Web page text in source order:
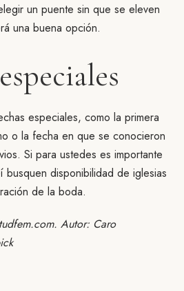
un puente sin que se eleven
una buena opción.
especiales, como la primera
o la fecha en que se conocieron
Si para ustedes es importante
busquen disponibilidad de iglesias
de la boda.
Autor: Caro